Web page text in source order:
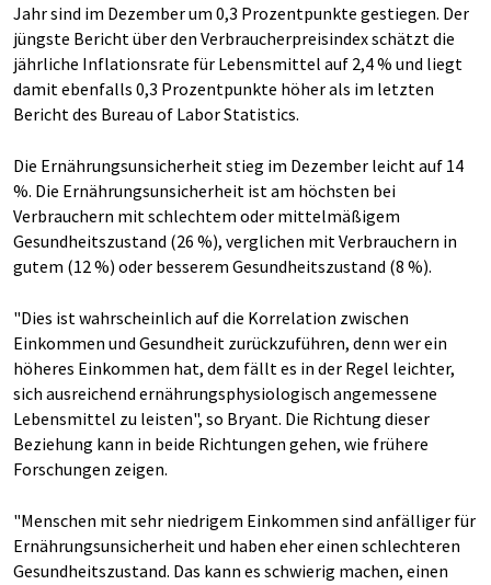
Jahr sind im Dezember um 0,3 Prozentpunkte gestiegen. Der
jüngste Bericht über den Verbraucherpreisindex schätzt die
jährliche Inflationsrate für Lebensmittel auf 2,4 % und liegt
damit ebenfalls 0,3 Prozentpunkte höher als im letzten
Bericht des Bureau of Labor Statistics.
Die Ernährungsunsicherheit stieg im Dezember leicht auf 14
%. Die Ernährungsunsicherheit ist am höchsten bei
Verbrauchern mit schlechtem oder mittelmäßigem
Gesundheitszustand (26 %), verglichen mit Verbrauchern in
gutem (12 %) oder besserem Gesundheitszustand (8 %).
"Dies ist wahrscheinlich auf die Korrelation zwischen
Einkommen und Gesundheit zurückzuführen, denn wer ein
höheres Einkommen hat, dem fällt es in der Regel leichter,
sich ausreichend ernährungsphysiologisch angemessene
Lebensmittel zu leisten", so Bryant. Die Richtung dieser
Beziehung kann in beide Richtungen gehen, wie frühere
Forschungen zeigen.
"Menschen mit sehr niedrigem Einkommen sind anfälliger für
Ernährungsunsicherheit und haben eher einen schlechteren
Gesundheitszustand. Das kann es schwierig machen, einen